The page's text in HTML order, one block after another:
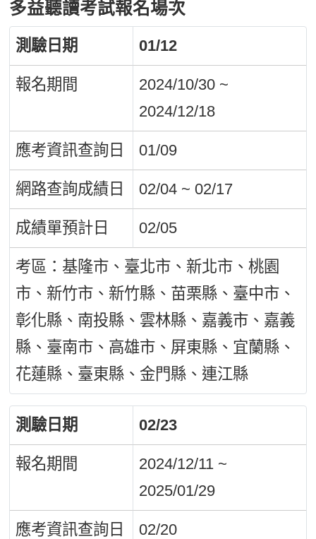
多益聽讀考試報名場次
測驗日期 01/12
報名期間
2024/10/30 ~
2024/12/18
應考資訊查詢日 01/09
網路查詢成績日 02/04 ~ 02/17
成績單預計日 02/05
考區：基隆市、臺北市、新北市、桃園
市、新竹市、新竹縣、苗栗縣、臺中市、
彰化縣、南投縣、雲林縣、嘉義市、嘉義
縣、臺南市、高雄市、屏東縣、宜蘭縣、
花蓮縣、臺東縣、金門縣、連江縣
測驗日期 02/23
報名期間
2024/12/11 ~
2025/01/29
應考資訊查詢日 02/20